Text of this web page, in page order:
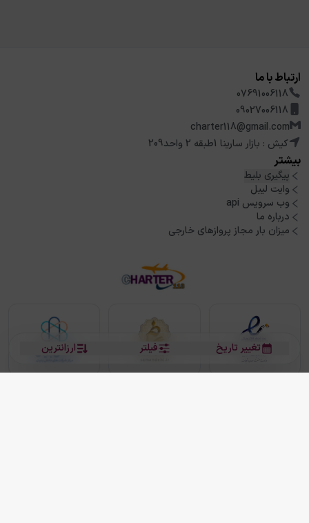
ارزانترین فیلتر تغییر تاریخ
ارتباط با ما
07691006118
09027006118
charter118@gmail.com
کیش : بازار سارینا 1طبقه 2 واحد209
بیشتر
پیگیری بلیط
وایت لیبل
وب سرویس api
درباره ما
میزان بار مجاز پروازهای خارجی